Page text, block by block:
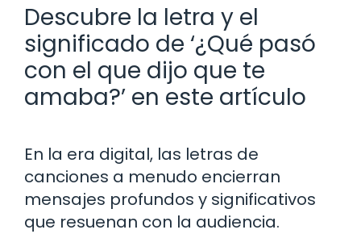
Descubre la letra y el
significado de ‘¿Qué pasó
con el que dijo que te
amaba?’ en este artículo
En la era digital, las letras de
canciones a menudo encierran
mensajes profundos y significativos
que resuenan con la audiencia.